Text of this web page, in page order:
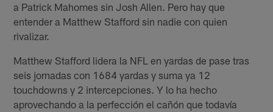
a Patrick Mahomes sin Josh Allen. Pero hay que
entender a Matthew Stafford sin nadie con quien
rivalizar.
Matthew Stafford lidera la NFL en yardas de pase tras
seis jornadas con 1684 yardas y suma ya 12
touchdowns y 2 intercepciones. Y lo ha hecho
aprovechando a la perfección el cañón que todavía